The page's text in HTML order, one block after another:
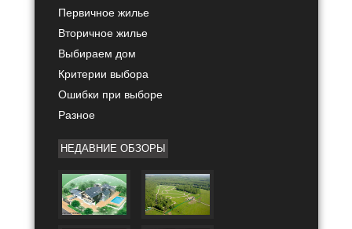
Первичное жилье
Вторичное жилье
Выбираем дом
Критерии выбора
Ошибки при выборе
Разное
НЕДАВНИЕ ОБЗОРЫ